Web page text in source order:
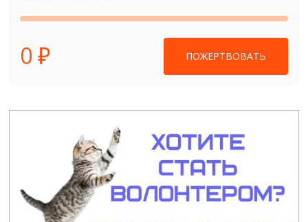
0 ₽ ПОЖЕРТВОВАТЬ